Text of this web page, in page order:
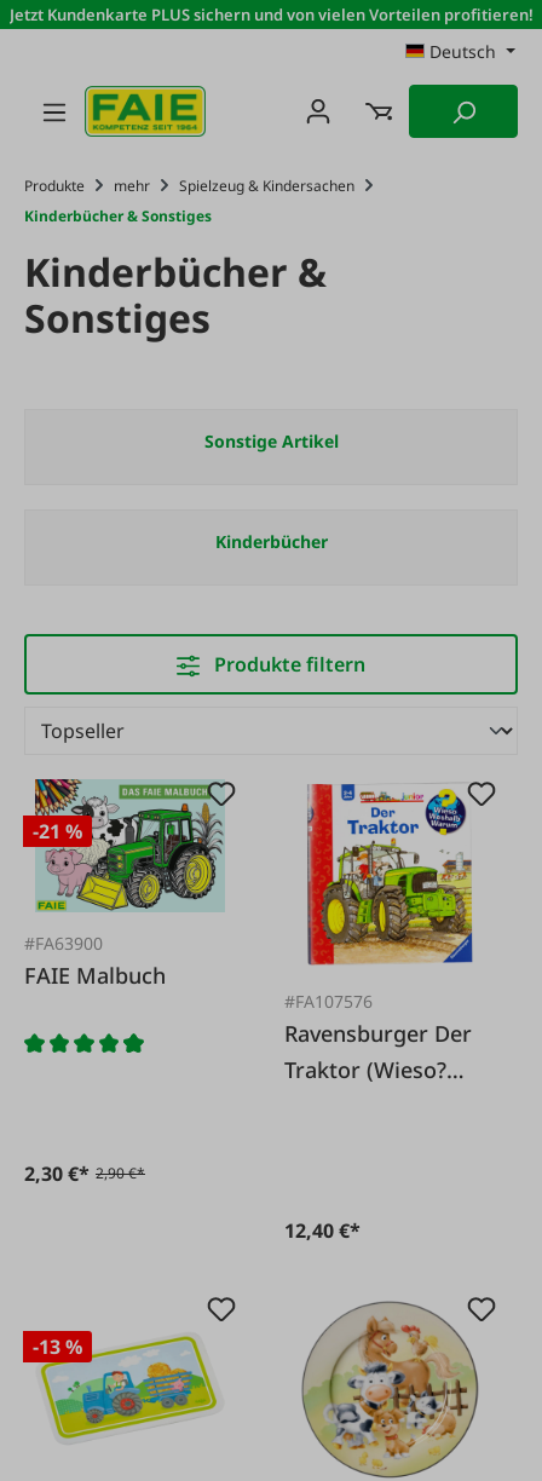
Zum Hauptinhalt springen
Jetzt Kundenkarte PLUS sichern und von vielen Vorteilen profitieren!
Deutsch
Produkte mehr
Spielzeug & Kindersachen
Kinderbücher & Sonstiges
Kinderbücher &
Sonstiges
Sonstige Artikel
Kinderbücher
Produkte filtern
-21 %
#FA63900
FAIE Malbuch
2,30 €* 2,90 €*
#FA107576
Ravensburger Der
Traktor (Wieso?
12,40 €*
-13 %